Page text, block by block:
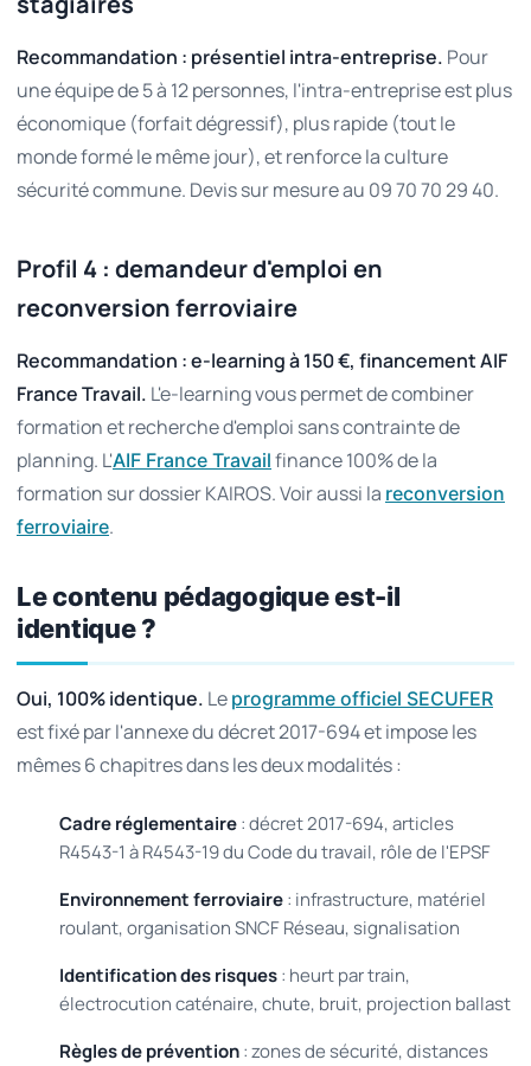
Recommandation : présentiel intra-entreprise. Pour
une équipe de 5 à 12 personnes, l'intra-entreprise est plus
économique (forfait dégressif), plus rapide (tout le
monde formé le même jour), et renforce la culture
sécurité commune. Devis sur mesure au 09 70 70 29 40.
Profil 4 : demandeur d'emploi en
reconversion ferroviaire
Recommandation : e-learning à 150 €, financement AIF
France Travail. L'e-learning vous permet de combiner
formation et recherche d'emploi sans contrainte de
planning. L'AIF France Travail finance 100% de la
formation sur dossier KAIROS. Voir aussi la reconversion
ferroviaire.
Le contenu pédagogique est-il
identique ?
Oui, 100% identique. Le programme officiel SECUFER
est fixé par l'annexe du décret 2017-694 et impose les
mêmes 6 chapitres dans les deux modalités :
Cadre réglementaire: décret 2017-694, articles
R4543-1 à R4543-19 du Code du travail, rôle de l'EPSF
Environnement ferroviaire: infrastructure, matériel
roulant, organisation SNCF Réseau, signalisation
Identification des risques: heurt par train,
électrocution caténaire, chute, bruit, projection ballast
Règles de prévention: zones de sécurité, distances